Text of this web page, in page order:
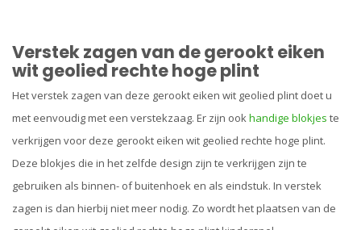
Verstek zagen van de gerookt eiken
wit geolied rechte hoge plint
Het verstek zagen van deze gerookt eiken wit geolied plint doet u
met eenvoudig met een verstekzaag. Er zijn ookhandige blokjes te
verkrijgen voor deze gerookt eiken wit geolied rechte hoge plint.
Deze blokjes die in het zelfde design zijn te verkrijgen zijn te
gebruiken als binnen- of buitenhoek en als eindstuk. In verstek
zagen is dan hierbij niet meer nodig. Zo wordt het plaatsen van de